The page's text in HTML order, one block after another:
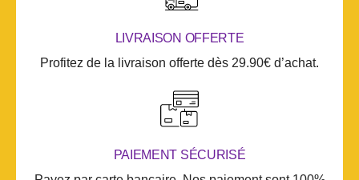
LIVRAISON OFFERTE
Profitez de la livraison offerte dès 29.90€ d’achat.
PAIEMENT SÉCURISÉ